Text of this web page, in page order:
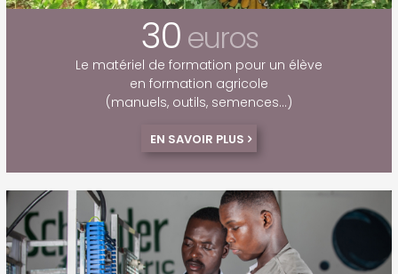
30euros
Le matériel de formation pour un élève
en formation agricole
(manuels, outils, semences…)
EN SAVOIR PLUS